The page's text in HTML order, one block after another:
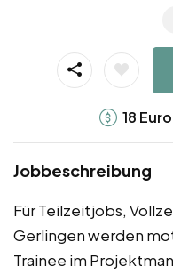
18 Euro
Jobbeschreibung
Für Teilzeitjobs,
Gerlingen werden
Trainee im